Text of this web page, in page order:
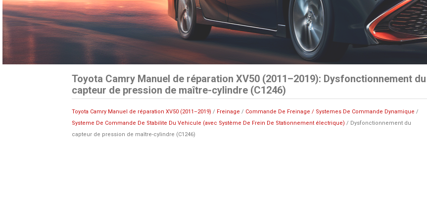
Toyota Camry Manuel de réparation XV50 (2011–2019): Dysfonctionnement du
capteur de pression de maître-cylindre (C1246)
Toyota Camry Manuel de réparation XV50 (2011–2019) / Freinage / Commande De Freinage / Systemes De Commande Dynamique /
Systeme De Commande De Stabilite Du Vehicule (avec Système De Frein De Stationnement électrique) / Dysfonctionnement du
capteur de pression de maître-cylindre (C1246)